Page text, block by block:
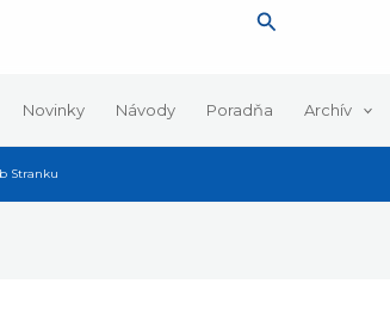
Hľadať
Novinky Návody Poradňa Archív
Stranku